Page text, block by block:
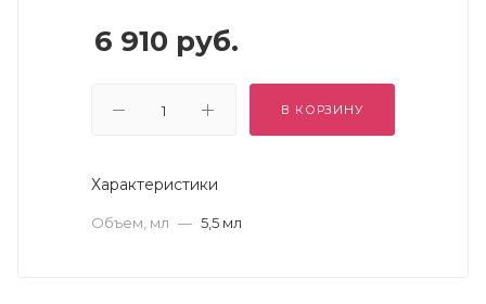
6 910 руб.
В КОРЗИНУ
Характеристики
Объем, мл — 5,5 мл